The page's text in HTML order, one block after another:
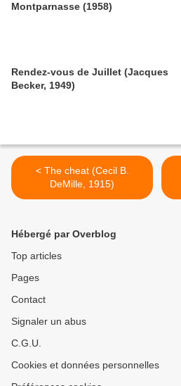
Montparnasse (1958)
Rendez-vous de Juillet (Jacques
Becker, 1949)
< The cheat (Cecil B.
DeMille, 1915)
Hébergé par Overblog
Top articles
Pages
Contact
Signaler un abus
C.G.U.
Cookies et données personnelles